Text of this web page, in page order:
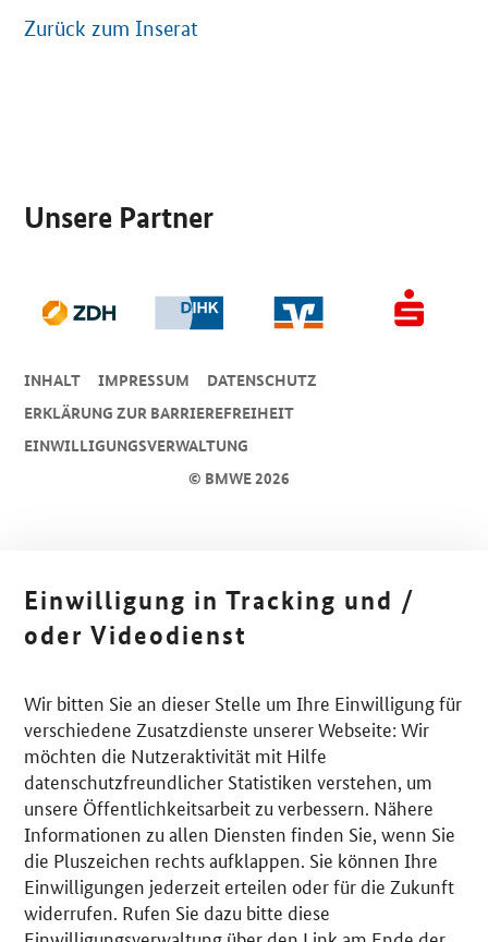
Zurück zum Inserat
Unsere Partner
© BMWE 2026
INHALT IMPRESSUM
DA­TEN­SCHUTZ
ERKLÄRUNG ZUR BARRIEREFREIHEIT
EINWILLIGUNGSVERWALTUNG
Einwilligung in Tracking und /
oder Videodienst
Wir bitten Sie an dieser Stelle um Ihre Einwilligung für
verschiedene Zusatzdienste unserer Webseite: Wir
möchten die Nutzeraktivität mit Hilfe
datenschutzfreundlicher Statistiken verstehen, um
unsere Öffentlichkeitsarbeit zu verbessern. Nähere
Informationen zu allen Diensten finden Sie, wenn Sie
die Pluszeichen rechts aufklappen. Sie können Ihre
Einwilligungen jederzeit erteilen oder für die Zukunft
widerrufen. Rufen Sie dazu bitte diese